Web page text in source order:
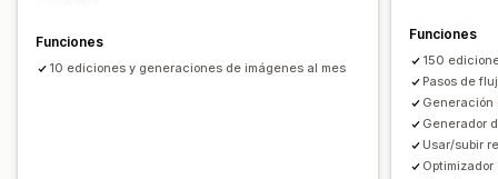
Funciones
10 ediciones y generaciones de imágenes al mes
Funciones
150
Pasos de
Generación
Generador
Usar/subir
Optimizador